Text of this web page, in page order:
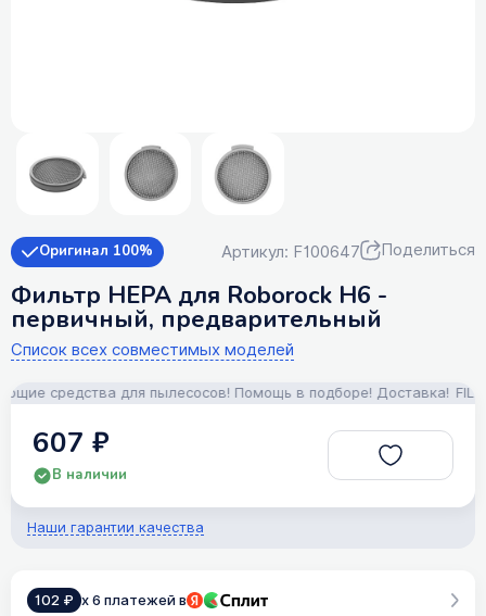
Оригинал 100% Артикул: F100647 Поделиться
Фильтр HEPA для Roborock H6 -
первичный, предварительный
Список всех совместимых моделей
средства для пылесосов! Помощь в подборе! Доставка!
607 ₽
В наличии
Наши гарантии качества
102 ₽ x 6 платежей в